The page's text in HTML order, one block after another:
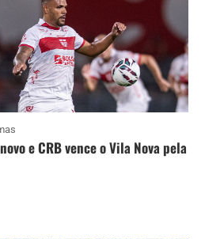
e CRB vence o Vila Nova pela